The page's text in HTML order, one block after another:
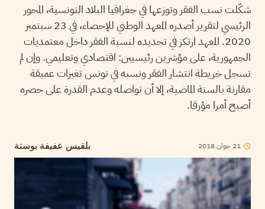
شكّلت نسب الفقر وتوزعها في جغرافيا البلاد التونسية، المحور
الرئيسي لتقرير أصدره المعهد الوطني للإحصاء، في 23 سبتمبر
2020. المعهد ارتكز في تحديده لنسبة الفقر داخل معتمديات
الجمهورية، على مؤشرين رئيسيين: اقتصادي وتعليمي. وإن لم
تسجل خريطة انتشار الفقر ونسبه في تونس تغيرات عميقة
مقارنة بالسنة الماضية، إلا أن تواصله وعدم القدرة على حصره
أصبح أمرا مؤرقا.
بلقيس عفيفة بوستة 21 جوان2018